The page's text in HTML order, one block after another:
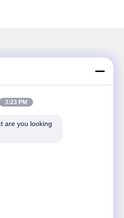
abone olun.
3:23 PM
are you looking